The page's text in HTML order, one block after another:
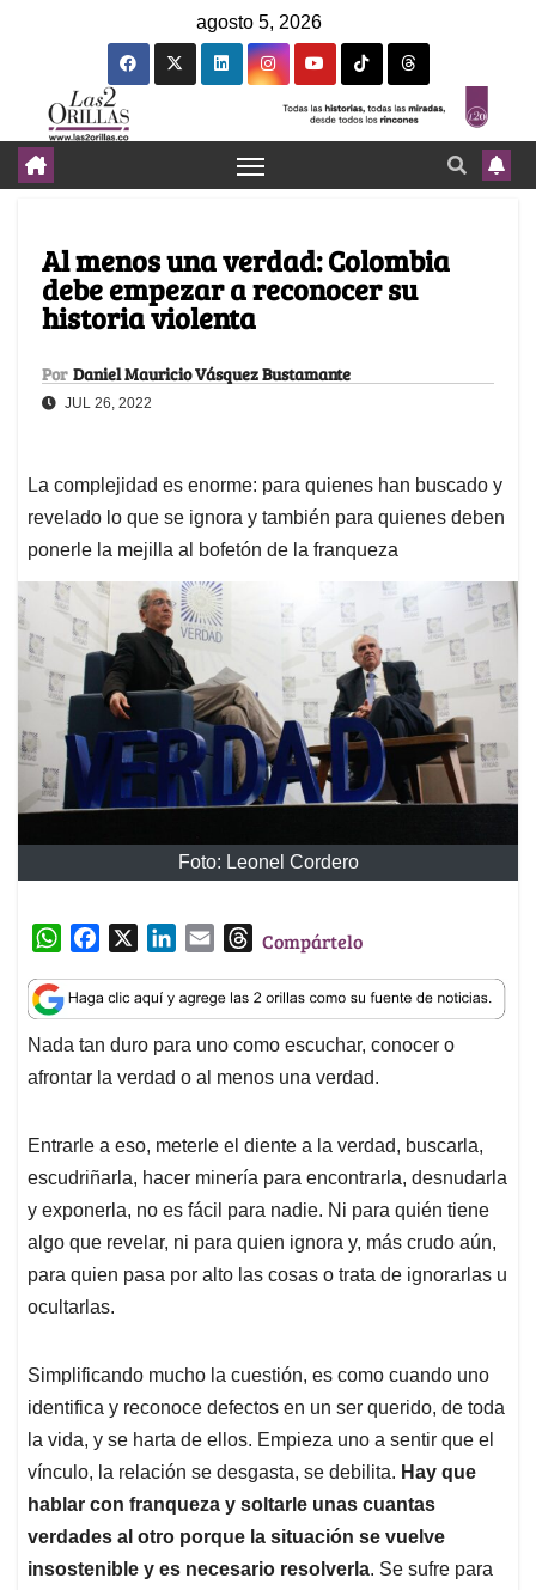
agosto 5, 2026
Al menos una verdad: Colombia
debe empezar a reconocer su
historia violenta
Por Daniel Mauricio Vásquez Bustamante
JUL 26, 2022
La complejidad es enorme: para quienes han buscado y
revelado lo que se ignora y también para quienes deben
ponerle la mejilla al bofetón de la franqueza
Foto: Leonel Cordero
W
a
t
s
A
p
c
e
b
o
k
n
k
e
d
n
a
i
l
T
r
e
a
d
Compártelo
Nada tan duro para uno como escuchar, conocer o
afrontar la verdad o al menos una verdad.
Entrarle a eso, meterle el diente a la verdad, buscarla,
escudriñarla, hacer minería para encontrarla, desnudarla
y exponerla, no es fácil para nadie. Ni para quién tiene
algo que revelar, ni para quien ignora y, más crudo aún,
para quien pasa por alto las cosas o trata de ignorarlas u
ocultarlas.
Simplificando mucho la cuestión, es como cuando uno
identifica y reconoce defectos en un ser querido, de toda
la vida, y se harta de ellos. Empieza uno a sentir que el
vínculo, la relación se desgasta, se debilita. Hay que
hablar con franqueza y soltarle unas cuantas
verdades al otro porque la situación se vuelve
insostenible y es necesario resolverla. Se sufre para